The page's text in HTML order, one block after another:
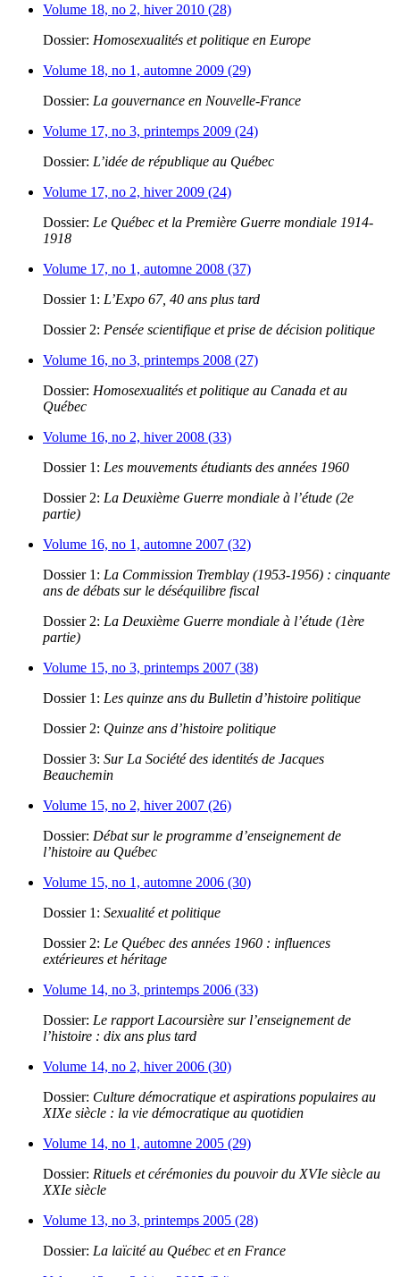
Volume 18, no 2, hiver 2010 (28)
Dossier: Homosexualités et politique en Europe
Volume 18, no 1, automne 2009 (29)
Dossier: La gouvernance en Nouvelle-France
Volume 17, no 3, printemps 2009 (24)
Dossier: L’idée de république au Québec
Volume 17, no 2, hiver 2009 (24)
Dossier: Le Québec et la Première Guerre mondiale 1914-
1918
Volume 17, no 1, automne 2008 (37)
Dossier 1: L’Expo 67, 40 ans plus tard
Dossier 2: Pensée scientifique et prise de décision politique
Volume 16, no 3, printemps 2008 (27)
Dossier: Homosexualités et politique au Canada et au
Québec
Volume 16, no 2, hiver 2008 (33)
Dossier 1: Les mouvements étudiants des années 1960
Dossier 2: La Deuxième Guerre mondiale à l’étude (2e
partie)
Volume 16, no 1, automne 2007 (32)
Dossier 1: La Commission Tremblay (1953-1956) : cinquante
ans de débats sur le déséquilibre fiscal
Dossier 2: La Deuxième Guerre mondiale à l’étude (1ère
partie)
Volume 15, no 3, printemps 2007 (38)
Dossier 1: Les quinze ans du Bulletin d’histoire politique
Dossier 2: Quinze ans d’histoire politique
Dossier 3: Sur La Société des identités de Jacques
Beauchemin
Volume 15, no 2, hiver 2007 (26)
Dossier: Débat sur le programme d’enseignement de
l’histoire au Québec
Volume 15, no 1, automne 2006 (30)
Dossier 1: Sexualité et politique
Dossier 2: Le Québec des années 1960 : influences
extérieures et héritage
Volume 14, no 3, printemps 2006 (33)
Dossier: Le rapport Lacoursière sur l’enseignement de
l’histoire : dix ans plus tard
Volume 14, no 2, hiver 2006 (30)
Dossier: Culture démocratique et aspirations populaires au
XIXe siècle : la vie démocratique au quotidien
Volume 14, no 1, automne 2005 (29)
Dossier: Rituels et cérémonies du pouvoir du XVIe siècle au
XXIe siècle
Volume 13, no 3, printemps 2005 (28)
Dossier: La laïcité au Québec et en France